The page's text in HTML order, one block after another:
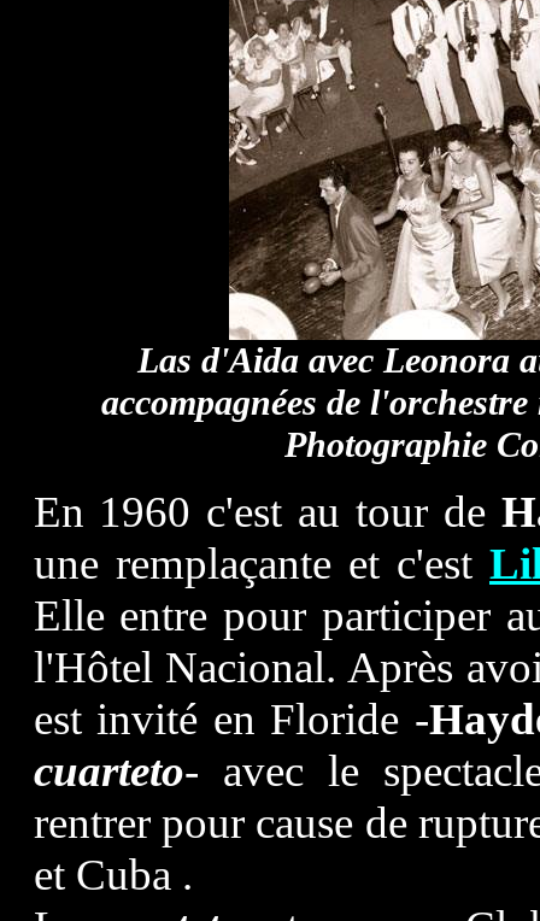
Las d'Aida avec Leonora
accompagnées de
Photographie
En 1960 c'est au tour de
une remplaçante et c'est
Elle entre pour participer
l'Hôtel Nacional. Après
est invité en Floride -
cuarteto- avec le
rentrer pour cause de
et Cuba .